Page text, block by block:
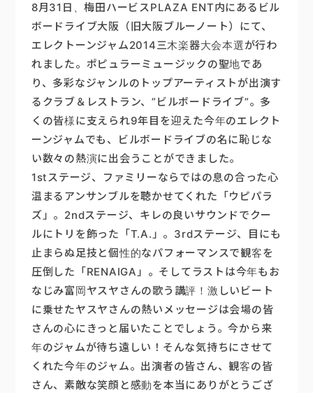
8月31日、梅田ハービスPLAZA ENT内にあるビル
ボードライブ大阪（旧大阪ブルーノート）にて、
エレクトーンジャム2014三木楽器大会本選が行わ
れました。ポピュラーミュージックの聖地であ
り、多彩なジャンルのトップアーティストが出演す
るクラブ＆レストラン、”ビルボードライブ”。多
くの皆様に支えられ9年目を迎えた今年のエレクト
ーンジャムでも、ビルボードライブの名に恥じな
い数々の熱演に出会うことができました。
1stステージ、ファミリーならではの息の合った心
温まるアンサンブルを聴かせてくれた「ウピパラ
ズ」。2ndステージ、キレの良いサウンドでクー
ルにトリを飾った「T.A.」。3rdステージ、目にも
止まらぬ足技と個性的なパフォーマンスで観客を
圧倒した「RENAIGA」。そしてラストは今年もお
なじみ富岡ヤスヤさんの歌う講評！激しいビート
に乗せたヤスヤさんの熱いメッセージは会場の皆
さんの心にきっと届いたことでしょう。今から来
年のジャムが待ち遠しい！そんな気持ちにさせて
くれた今年のジャム。出演者の皆さん、観客の皆
さん、素敵な笑顔と感動を本当にありがとうござ